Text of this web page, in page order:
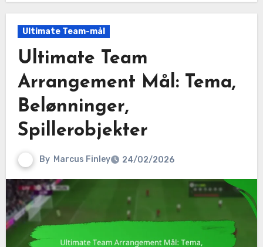
Ultimate Team-mål
Ultimate Team
Arrangement Mål: Tema,
Belønninger,
Spillerobjekter
By Marcus Finley 24/02/2026